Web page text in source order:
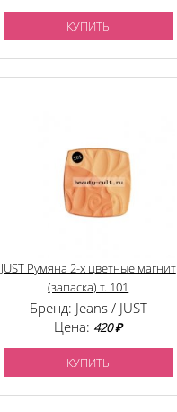
КУПИТЬ
JUST Румяна 2-х цветные магнит
(запаска) т. 101
Бренд: Jeans / JUST
Цена: 420 ₽
КУПИТЬ